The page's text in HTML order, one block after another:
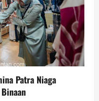
Patra Niaga